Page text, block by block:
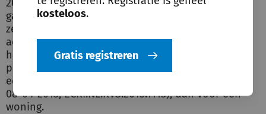
kosteloos.
Gratis registreren
2021, ECLI:NL:RVS:2021:3017). Bovendien moet het
gaan om een reële parkeergelegenheid, dat wil
zeggen dat de parkeergelegenheid op een
acceptabele loopafstand ligt. Wat acceptabel is,
hangt ook weer af van de functie. Zo zal een
parkeergelegenheid op 1 kilometer afstand voor
een winkelcentrum eerder acceptabel zijn (ABRvS
08-04-2015, ECKI:NL:RVS:2015:1115), dan voor een
woning.